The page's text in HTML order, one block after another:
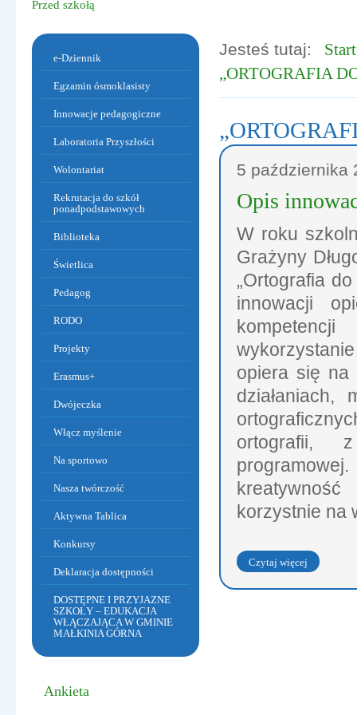
Przed szkołą
Warzywa i owoce w sportowym obiektywie.
Dzień Babci i Dziadka
Menu dodatkowe
e-Dziennik
Egzamin ósmoklasisty
Innowacje pedagogiczne
Laboratoria Przyszłości
Wolontariat
Rekrutacja do szkół
ponadpodstawowych
Biblioteka
Świetlica
Pedagog
RODO
Projekty
Erasmus+
Dwójeczka
Włącz myślenie
Na sportowo
Nasza twórczość
Aktywna Tablica
Konkursy
Deklaracja dostępności
DOSTĘPNE I PRZYJAZNE
SZKOŁY – EDUKACJA
WŁĄCZAJĄCA W GMINIE
MAŁKINIA GÓRNA
Ankieta
Jesteś tutaj:
Start
„ORTOGRAFIA
Artykuły
5 października
Opis
W roku
Grażyny
„Ortografia
innowacji
opiera się na
działaniach,
ortografii,
korzystnie na
Czytaj więcej